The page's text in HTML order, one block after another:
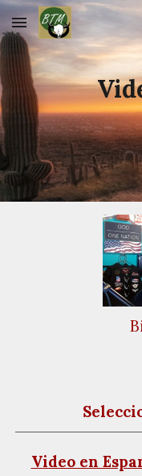
Skip to main content
Video en